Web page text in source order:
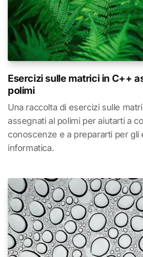
Esercizi sulle matrici in C++
polimi
Una raccolta di esercizi sulle
assegnati al polimi per aiutarti a
conoscenze e a prepararti per gli
informatica.